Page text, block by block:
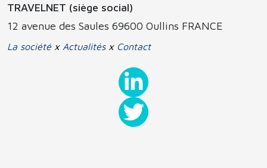
TRAVELNET (siège social)
12 avenue des Saules 69600 Oullins FRANCE
La société x Actualitésx Contact